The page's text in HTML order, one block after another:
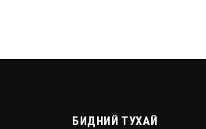
БИДНИЙ ТУХАЙ